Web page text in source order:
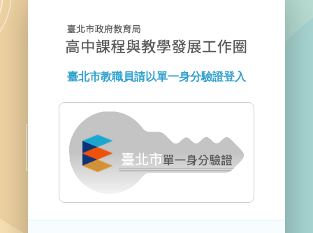
臺北市教職員請以單一身分驗證登入